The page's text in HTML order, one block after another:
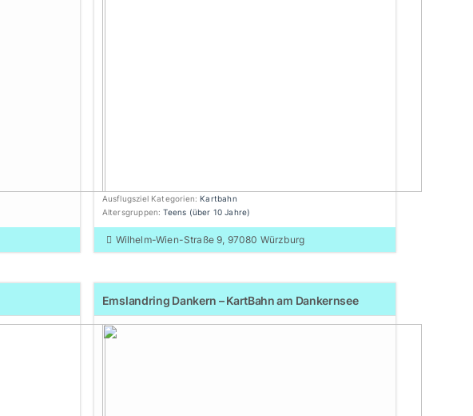
Ausflugsziel Kategorien:Kartbahn
Altersgruppen:Teens (über 10 Jahre)
Wilhelm-Wien-Straße 9, 97080 Würzburg
Emslandring Dankern – KartBahn am Dankernsee